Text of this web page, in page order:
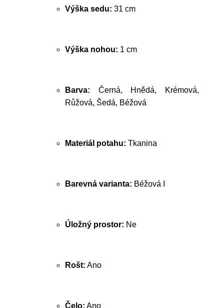
Výška sedu: 31 cm
Výška nohou: 1 cm
Barva: Černá, Hnědá, Krémová,
Růžová, Šedá, Béžová
Materiál potahu: Tkanina
Barevná varianta: Béžová I
Úložný prostor: Ne
Rošt: Ano
Čelo: Ano